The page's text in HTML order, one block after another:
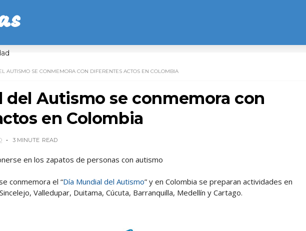
AUTISMO SE CONMEMORA CON DIFERENTES ACTOS EN COLOMBIA
del Autismo se conmemora con
en Colombia
3 MINUTE READ
en los zapatos de personas con autismo
conmemora el “Día Mundial del Autismo” y en Colombia se preparan actividades en
Valledupar, Duitama, Cúcuta, Barranquilla, Medellín y Cartago.